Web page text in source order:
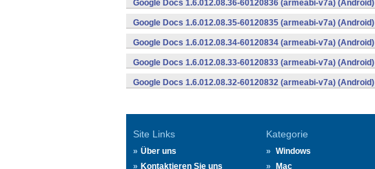
Google Docs 1.6.012.08.36-60120836 (armeabi-v7a) (Android)
Google Docs 1.6.012.08.35-60120835 (armeabi-v7a) (Android)
Google Docs 1.6.012.08.34-60120834 (armeabi-v7a) (Android)
Google Docs 1.6.012.08.33-60120833 (armeabi-v7a) (Android)
Google Docs 1.6.012.08.32-60120832 (armeabi-v7a) (Android)
Site Links
Über uns
Kontaktieren Sie uns
Kategorie
Windows
Mac